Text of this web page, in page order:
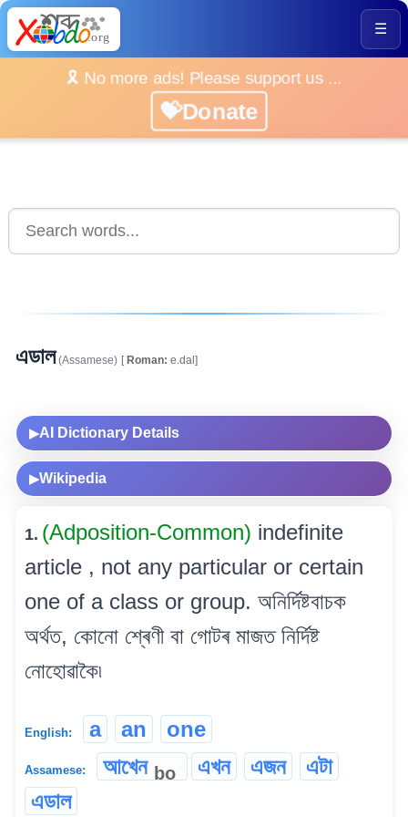
☰
🎗️ No more ads! Please support us ...
💝Donate
এডাল (Assamese) [Roman: e.dal]
▶AI Dictionary Details
▶Wikipedia
1. (Adposition-Common) indefinite
article , not any particular or certain
one of a class or group. অনিৰ্দিষ্টবাচক
অৰ্থত, কোনো শ্ৰেণী বা গোটৰ মাজত নিৰ্দিষ্ট
নোহোৱাকৈ৷
English: a an one
Assamese: আখেন bo এখন এজন
এটা
এডাল